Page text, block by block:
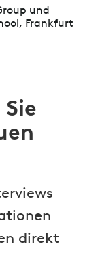
und
Frankfurt
direkt